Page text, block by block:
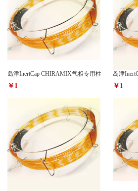
岛津InertCap CHIRAMIX气相专用柱
￥1
岛津
￥1